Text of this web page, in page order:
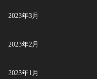
2023年3月
2023年2月
2023年1月